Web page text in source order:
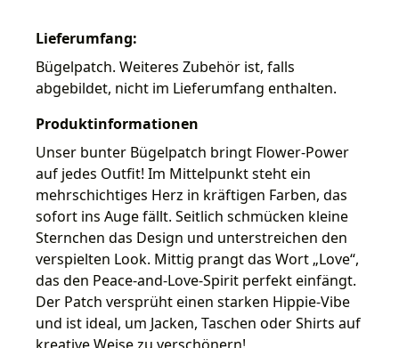
Lieferumfang:
Bügelpatch. Weiteres Zubehör ist, falls
abgebildet, nicht im Lieferumfang enthalten.
Produktinformationen
Unser bunter Bügelpatch bringt Flower-Power
auf jedes Outfit! Im Mittelpunkt steht ein
mehrschichtiges Herz in kräftigen Farben, das
sofort ins Auge fällt. Seitlich schmücken kleine
Sternchen das Design und unterstreichen den
verspielten Look. Mittig prangt das Wort „Love“,
das den Peace-and-Love-Spirit perfekt einfängt.
Der Patch versprüht einen starken Hippie-Vibe
und ist ideal, um Jacken, Taschen oder Shirts auf